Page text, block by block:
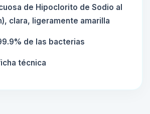
de Hipoclorito de Sodio al
clara, ligeramente amarilla
de las bacterias
técnica